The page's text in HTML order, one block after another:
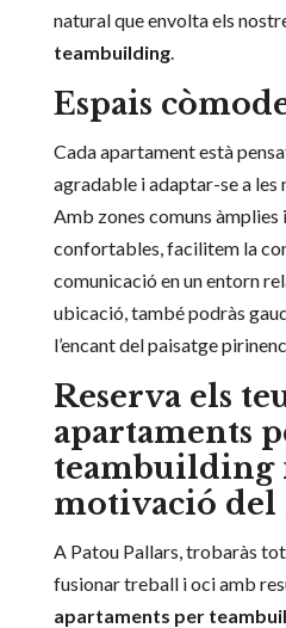
natural que envolta els
teambuilding.
Espais
Cada apartament està
agradable i adaptar-se a les
Amb zones comuns àmplies
confortables, facilitem la
comunicació en un entorn
ubicació, també podràs
l’encant del paisatge pirinenc.
Reserva els
apartaments
teambuilding
motivació del
A Patou Pallars, trobaràs
fusionar treball i oci amb
apartaments per